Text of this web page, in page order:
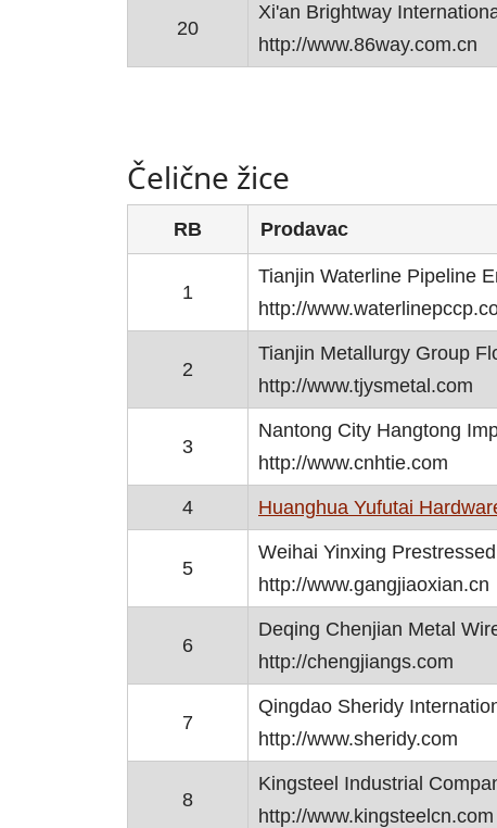
20
Xi'an Brightway
http://www.86way.com.cn
Čelične žice
RB Prodavac
1
Tianjin Waterline Pipeline
http://
2
Tianjin Metallurgy Group
http://www.tjysmetal.com
3
Nantong City Hangtong
http://www.cnhtie.com
4 Huanghua Yufutai
5
Weihai Yinxing
http://www.gangjiaoxian.cn
6
Deqing Chenjian Metal
http://chengjiangs.com
7
Qingdao Sheridy
http://www.sheridy.com
8
Kingsteel Industrial
http://www.kingsteelcn.com